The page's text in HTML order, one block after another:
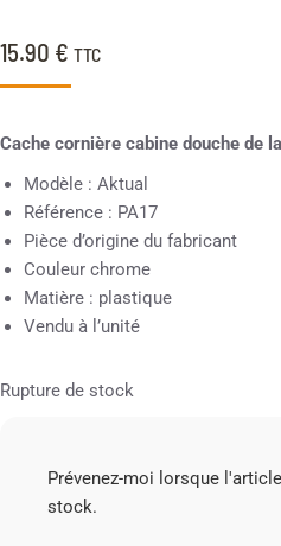
15.90 € TTC
Cache cornière cabine douche de
Modèle : Aktual
Référence : PA17
Pièce d’origine du fabricant
Couleur chrome
Matière : plastique
Vendu à l’unité
Rupture de stock
Prévenez-moi lorsque
stock.